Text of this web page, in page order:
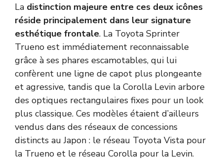
La distinction majeure entre ces deux icônes
réside principalement dans leur signature
esthétique frontale. La Toyota Sprinter
Trueno est immédiatement reconnaissable
grâce à ses phares escamotables, qui lui
confèrent une ligne de capot plus plongeante
et agressive, tandis que la Corolla Levin arbore
des optiques rectangulaires fixes pour un look
plus classique. Ces modèles étaient d’ailleurs
vendus dans des réseaux de concessions
distincts au Japon : le réseau Toyota Vista pour
la Trueno et le réseau Corolla pour la Levin.